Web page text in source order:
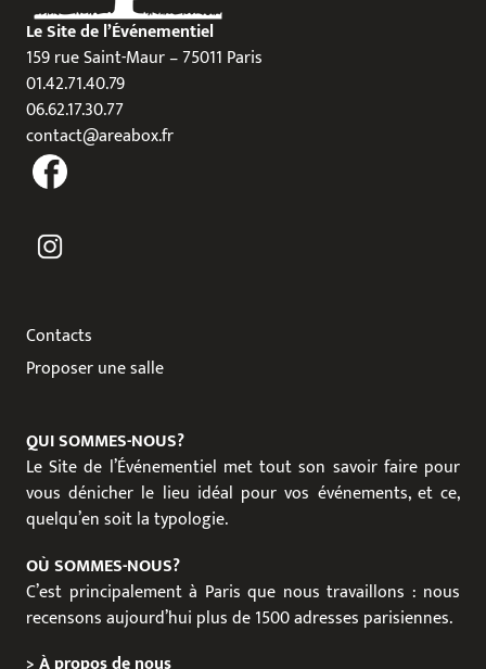
Le Site de l’Événementiel
159 rue Saint-Maur – 75011 Paris
01.42.71.40.79
06.62.17.30.77
contact@areabox.fr
Contacts
Proposer une salle
QUI SOMMES-NOUS?
Le Site de l’Événementiel met tout son savoir faire pour
vous dénicher le lieu idéal pour vos événements, et ce,
quelqu’en soit la typologie.
OÙ SOMMES-NOUS?
C’est principalement à Paris que nous travaillons : nous
recensons aujourd’hui plus de 1500 adresses parisiennes.